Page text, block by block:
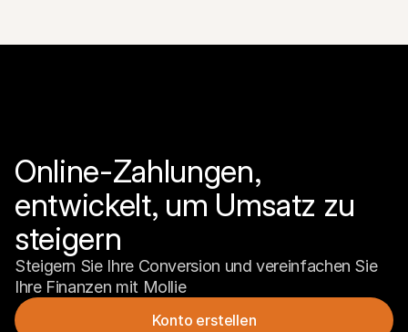
Online-Zahlungen,
entwickelt, um Umsatz zu
steigern
Steigern Sie Ihre Conversion und vereinfachen Sie
Ihre Finanzen mit Mollie
Konto erstellen